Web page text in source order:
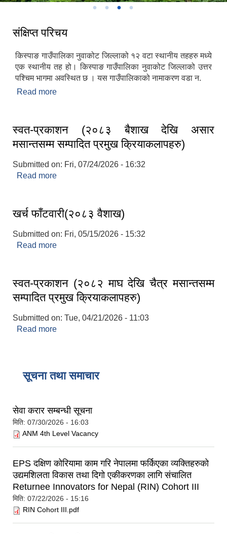
संक्षिप्त परिचय
किस्पाङ गाउँपालिका नुवाकोट जिल्लाको १२ वटा स्थानीय तहहरु मध्ये
एक स्थानीय तह हो। किस्पाङ गाउँपालिका नुवाकोट जिल्लाको उत्तर
पश्चिम भागमा अवस्थित छ । यस गाउँपालिकाको नामाकरण वडा न.
Read more
स्वत-प्रकाशन (२०८३ बैशाख देखि असार
मसान्तसम्म सम्पादित प्रमुख क्रियाकलापहरु)
Submitted on: Fri, 07/24/2026 - 16:32
Read more
खर्च फाँटवारी(२०८३ वैशाख)
Submitted on: Fri, 05/15/2026 - 15:32
Read more
स्वत-प्रकाशन (२०८२ माघ देखि चैत्र मसान्तसम्म
सम्पादित प्रमुख क्रियाकलापहरु)
Submitted on: Tue, 04/21/2026 - 11:03
Read more
सूचना तथा समाचार
सेवा करार सम्बन्धी सूचना
मिति: 07/30/2026 - 16:03
ANM 4th Level Vacancy
EPS दक्षिण कोरियामा काम गरि नेपालमा फर्किएका व्यक्तिहरुको
उद्यमशिलता विकास तथा दिगो एकीकरणका लागि संचालित
Returnee Innovators for Nepal (RIN) Cohort III
मिति: 07/22/2026 - 15:16
RIN Cohort III.pdf